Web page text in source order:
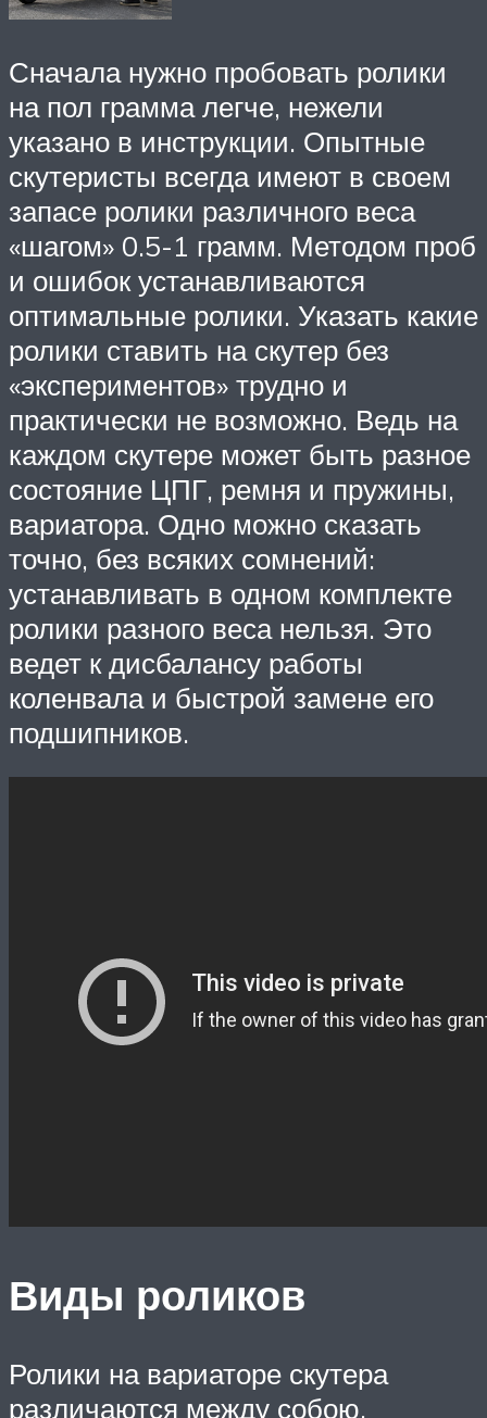
Сначала нужно пробовать ролики
на пол грамма легче, нежели
указано в инструкции. Опытные
скутеристы всегда имеют в своем
запасе ролики различного веса
«шагом» 0.5-1 грамм. Методом проб
и ошибок устанавливаются
оптимальные ролики. Указать какие
ролики ставить на скутер без
«экспериментов» трудно и
практически не возможно. Ведь на
каждом скутере может быть разное
состояние ЦПГ, ремня и пружины,
вариатора. Одно можно сказать
точно, без всяких сомнений:
устанавливать в одном комплекте
ролики разного веса нельзя. Это
ведет к дисбалансу работы
коленвала и быстрой замене его
подшипников.
Виды роликов
Ролики на вариаторе скутера
различаются между собою.